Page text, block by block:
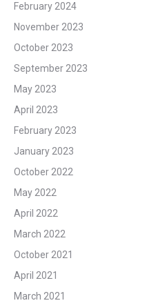
February 2024
November 2023
October 2023
September 2023
May 2023
April 2023
February 2023
January 2023
October 2022
May 2022
April 2022
March 2022
October 2021
April 2021
March 2021